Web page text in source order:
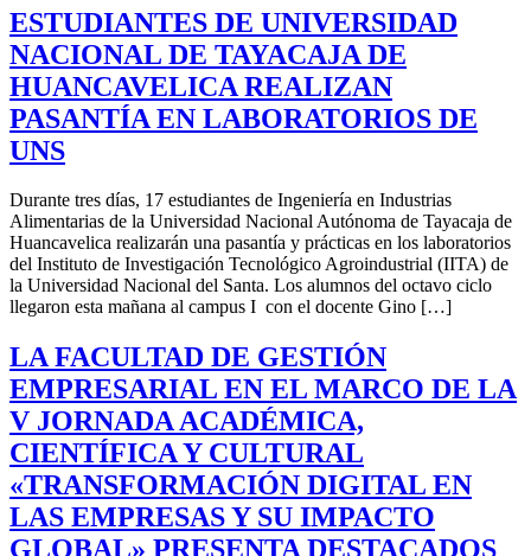
ESTUDIANTES DE UNIVERSIDAD
NACIONAL DE TAYACAJA DE
HUANCAVELICA REALIZAN
PASANTÍA EN LABORATORIOS DE
UNS
Durante tres días, 17 estudiantes de Ingeniería en Industrias
Alimentarias de la Universidad Nacional Autónoma de Tayacaja de
Huancavelica realizarán una pasantía y prácticas en los laboratorios
del Instituto de Investigación Tecnológico Agroindustrial (IITA) de
la Universidad Nacional del Santa. Los alumnos del octavo ciclo
llegaron esta mañana al campus I con el docente Gino […]
LA FACULTAD DE GESTIÓN
EMPRESARIAL EN EL MARCO DE LA
V JORNADA ACADÉMICA,
CIENTÍFICA Y CULTURAL
«TRANSFORMACIÓN DIGITAL EN
LAS EMPRESAS Y SU IMPACTO
GLOBAL» PRESENTA DESTACADOS